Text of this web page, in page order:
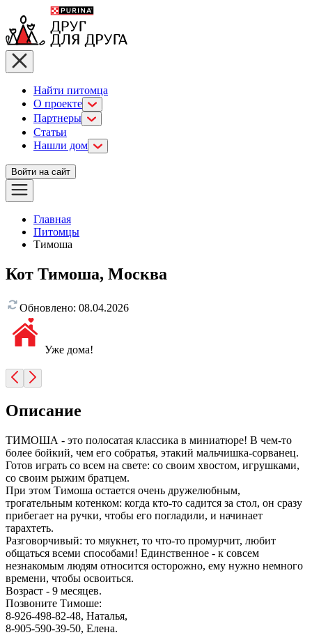
Найти питомца
О проекте
Партнеры
Статьи
Нашли дом
Войти на сайт
Главная
Питомцы
Тимоша
Кот Тимоша, Москва
Обновлено: 08.04.2026
Уже дома!
Описание
ТИМОША - это полосатая классика в миниатюре! В чем-то
более бойкий, чем его собратья, этакий мальчишка-сорванец.
Готов играть со всем на свете: со своим хвостом, игрушками,
со своим рыжим братцем.
При этом Тимоша остается очень дружелюбным,
трогательным котенком: когда кто-то садится за стол, он сразу
прибегает на ручки, чтобы его погладили, и начинает
тарахтеть.
Разговорчивый: то мяукнет, то что-то промурчит, любит
общаться всеми способами! Единственное - к совсем
незнакомым людям относится осторожно, ему нужно немного
времени, чтобы освоиться.
Возраст - 9 месяцев.
Позвоните Тимоше:
8-926-498-82-48, Наталья,
8-905-590-39-50, Елена.